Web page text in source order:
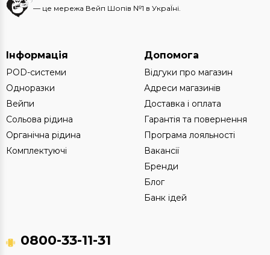
— це мережа Вейп Шопів №1 в УкраЇні.
Інформація
POD-системи
Одноразки
Вейпи
Сольова рідина
Органічна рідина
Комплектуючі
Допомога
Відгуки про магазин
Адреси магазинів
Доставка і оплата
Гарантія та повернення
Програма лояльності
Вакансії
Бренди
Блог
Банк ідей
0800-33-11-31